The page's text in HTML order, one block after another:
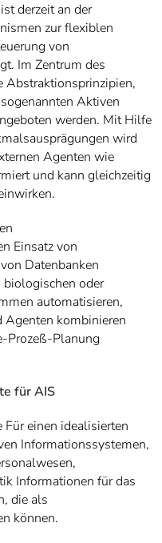
derzeit an der
zur flexiblen
von
Im Zentrum des
Abstraktionsprinzipien,
Aktiven
werden. Mit Hilfe
wird
Agenten wie
und kann gleichzeitig
Einsatz von
Datenbanken
oder
automatisieren,
Agenten kombinieren
Prozeß-Planung
für AIS
einen idealisierten
Informationssystemen,
Informationen für das
die als
können.